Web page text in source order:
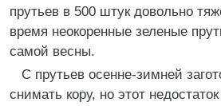
прутьев в 500 штук довольно
время неокоренные зеленые
самой весны.
С прутьев осенне-зимней
снимать кору, но этот